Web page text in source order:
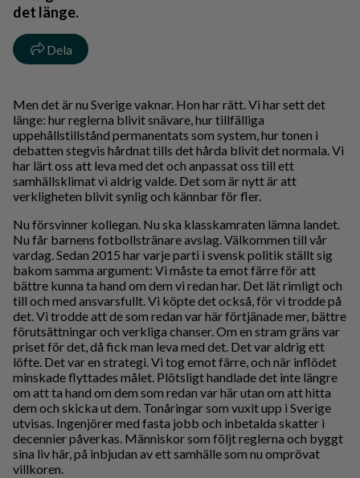
det länge.
Dela
Men det är nu Sverige vaknar. Hon har rätt. Vi har sett det
länge: hur reglerna blivit snävare, hur tillfälliga
uppehållstillstånd permanentats som system, hur tonen i
debatten stegvis hårdnat tills det hårda blivit det normala. Vi
har lärt oss att leva med det och anpassat oss till ett
samhällsklimat vi aldrig valde. Det som är nytt är att
verkligheten blivit synlig och kännbar för fler.
Nu försvinner kollegan. Nu ska klasskamraten lämna landet.
Nu får barnens fotbollstränare avslag. Välkommen till vår
vardag. Sedan 2015 har varje parti i svensk politik ställt sig
bakom samma argument: Vi måste ta emot färre för att
bättre kunna ta hand om dem vi redan har. Det lät rimligt och
till och med ansvarsfullt. Vi köpte det också, för vi trodde på
det. Vi trodde att de som redan var här förtjänade mer, bättre
förutsättningar och verkliga chanser. Om en stram gräns var
priset för det, då fick man leva med det. Det var aldrig ett
löfte. Det var en strategi. Vi tog emot färre, och när inflödet
minskade flyttades målet. Plötsligt handlade det inte längre
om att ta hand om dem som redan var här utan om att hitta
dem och skicka ut dem. Tonåringar som vuxit upp i Sverige
utvisas. Ingenjörer med fasta jobb och inbetalda skatter i
decennier påverkas. Människor som följt reglerna och byggt
sina liv här, på inbjudan av ett samhälle som nu omprövat
villkoren.